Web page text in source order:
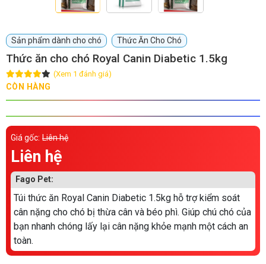
Dịch vụ mua bán chó
mèo
Dịch vụ phối giống chó
mèo
TIN TỨC
spa cho thú cưng
Thông tin về chó
CHÍNH SÁCH
Chính sách mua hàng Chính sách vận chuyển
Chính sách bảo hành
Sản phẩm dành cho chó Thức Ăn Cho Chó
Thức ăn cho chó Royal Canin Diabetic 1.5kg
(Xem 1 đánh giá)
CÒN HÀNG
Giá gốc: Liên hệ
Liên hệ
Fago Pet:
Túi thức ăn Royal Canin Diabetic 1.5kg hỗ trợ kiểm soát
cân nặng cho chó bị thừa cân và béo phì. Giúp chú chó của
bạn nhanh chóng lấy lại cân nặng khỏe mạnh một cách an
toàn.